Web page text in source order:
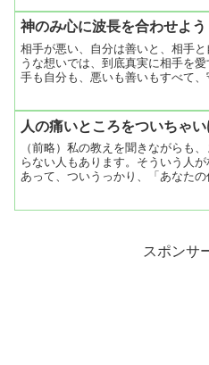
神のみ心に波長を合わせよう
相手が悪い、自分は善いと、相手
うな想いでは、到底真実に相手を
手も自分も、悪いも善いもすべて、
ことの練習が一番良い方法なので
人の痛いところをついちゃい
（前略）私の教えを聞きながらも
らない人もあります。そういう人
あって、ついうっかり、「あなた
ちゃうんですよ。それは本当かも
スポンサ